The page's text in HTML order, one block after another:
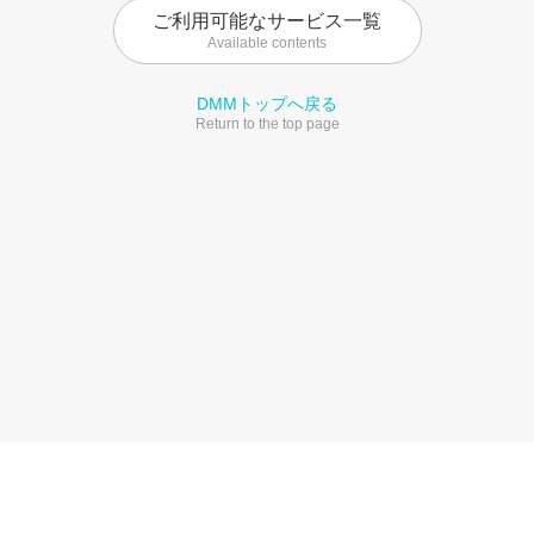
ご利用可能なサービス一覧
Available contents
DMMトップへ戻る
Return to the top page